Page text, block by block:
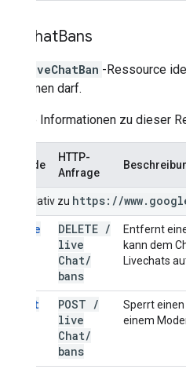
ChatBans
liveChatBan -Ressource
teilnehmen darf.
Weitere Informationen zu dieser
Methode
HTTP-
Anfrage
URIs relativ zu https: //www.
delete
DELETE /
live
Chat/
bans
Entfernt
kann dem
Livechats
insert POST /
live
Chat/
bans
Sperrt
einem